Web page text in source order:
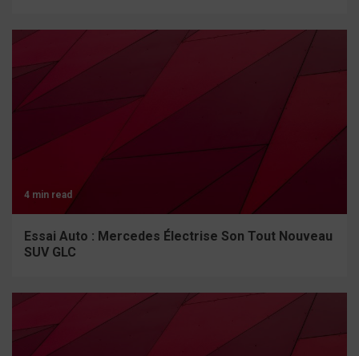
4 min read
Essai Auto : Mercedes Électrise Son Tout Nouveau
SUV GLC